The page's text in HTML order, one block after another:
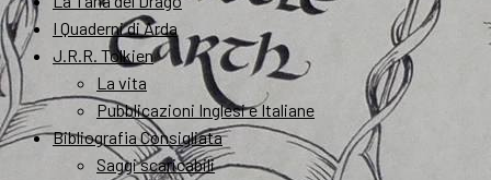
I Quaderni di Arda
J.R.R. Tolkien
La vita
Pubblicazioni Inglesi e Italiane
Bibliografia Consigliata
Saggi scaricabili